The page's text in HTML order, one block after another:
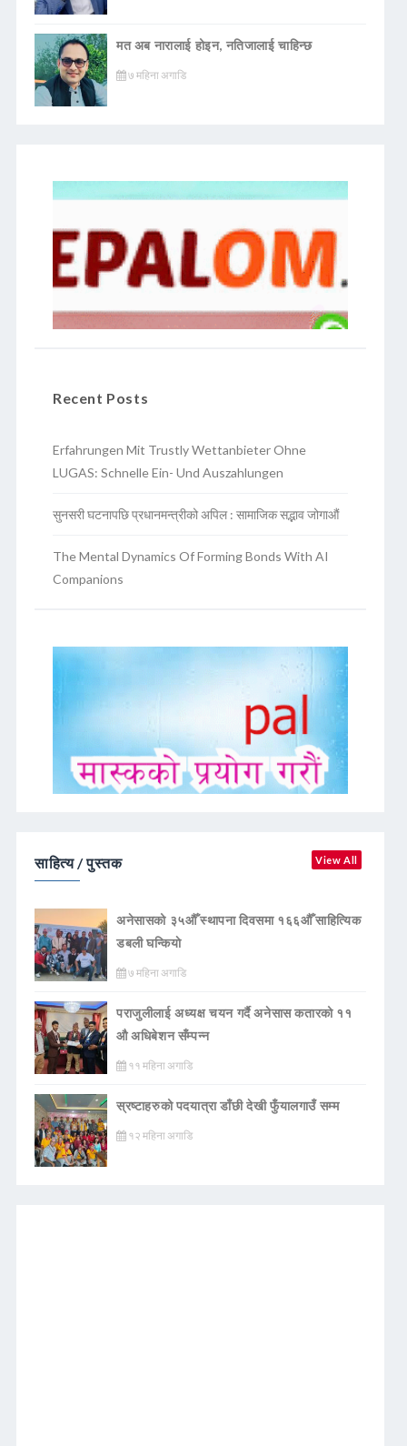
मत अब नारालाई होइन, नतिजालाई चाहिन्छ
७ महिना अगाडि
Recent Posts
Erfahrungen Mit Trustly Wettanbieter Ohne
LUGAS: Schnelle Ein- Und Auszahlungen
सुनसरी घटनापछि प्रधानमन्त्रीको अपिल : सामाजिक सद्भाव जोगाऔं
The Mental Dynamics Of Forming Bonds With AI
Companions
साहित्य / पुस्तक View All
अनेसासको ३५औँ स्थापना दिवसमा १६६औँ साहित्यिक
डबली घन्कियाे
७ महिना अगाडि
पराजुलीलाई अध्यक्ष चयन गर्दै अनेसास कतारको ११
औ अधिबेशन सँम्पन्न
११ महिना अगाडि
स्रष्टाहरुको पदयात्रा डाँछी देखी फुँयालगाउँ सम्म
१२ महिना अगाडि